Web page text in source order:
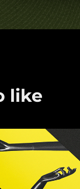
like
e a